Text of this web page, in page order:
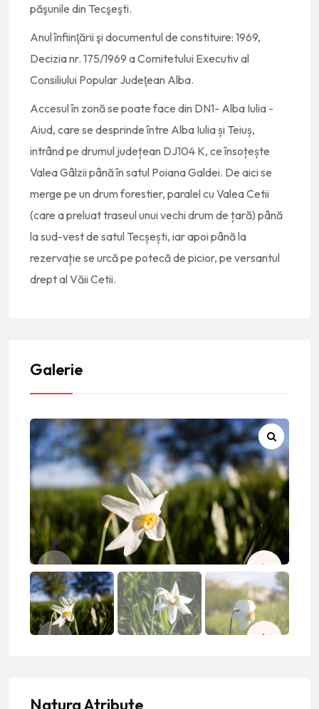
păşunile din Tecşeşti.
Anul înfiinţării şi documentul de constituire: 1969,
Decizia nr. 175/1969 a Comitetului Executiv al
Consiliului Popular Judeţean Alba.
Accesul în zonă se poate face din DN1- Alba Iulia -
Aiud, care se desprinde între Alba Iulia și Teiuș,
intrând pe drumul județean DJ104 K, ce însoțește
Valea Gâlzii până în satul Poiana Galdei. De aici se
merge pe un drum forestier, paralel cu Valea Cetii
(care a preluat traseul unui vechi drum de țară) până
la sud-vest de satul Tecșești, iar apoi până la
rezervație se urcă pe potecă de picior, pe versantul
drept al Văii Cetii.
Galerie
Natura Atribute